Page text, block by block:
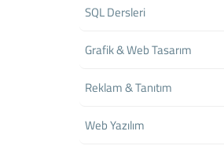
SQL Dersleri
Grafik & Web Tasarım
Reklam & Tanıtım
Web Yazılım